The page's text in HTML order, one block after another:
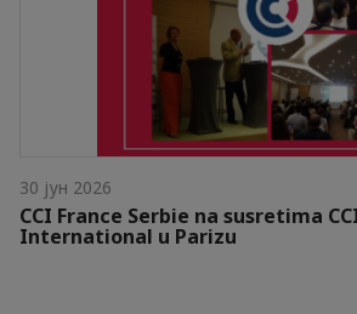
30 јун 2026
CCI France Serbie na susretima
International u Parizu